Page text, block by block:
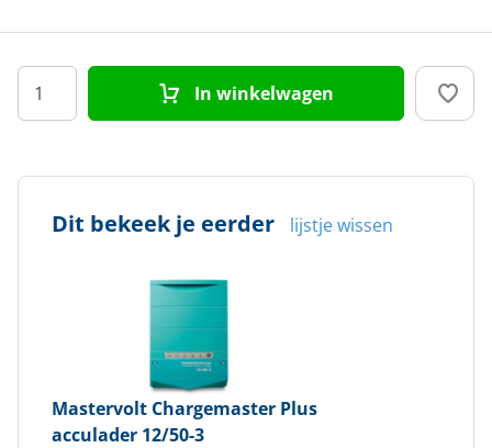
In winkelwagen
Dit bekeek je eerder lijstje wissen
Mastervolt Chargemaster Plus
acculader 12/50-3